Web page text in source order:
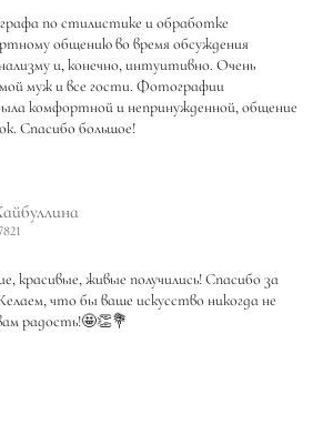
по стилистике и обработке
общению во время обсуждения
и, конечно, интуитивно. Очень
мой муж и все гости. Фотографии
комфортной и непринужденной, общение
Спасибо большое!
красивые, живые получились! Спасибо за
что бы ваше искусство никогда не
радость!🤩👏💐